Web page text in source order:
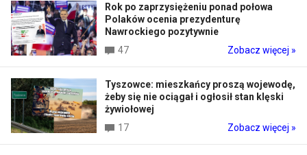
Rok po zaprzysiężeniu ponad połowa
Polaków ocenia prezydenturę
Nawrockiego pozytywnie
47
Zobacz więcej »
Tyszowce: mieszkańcy proszą wojewodę,
żeby się nie ociągał i ogłosił stan klęski
żywiołowej
17
Zobacz więcej »